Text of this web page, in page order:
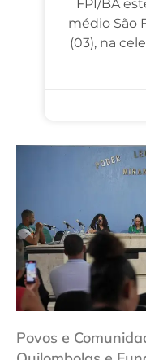
FPI/BA
médio São
(03), na
Povos e